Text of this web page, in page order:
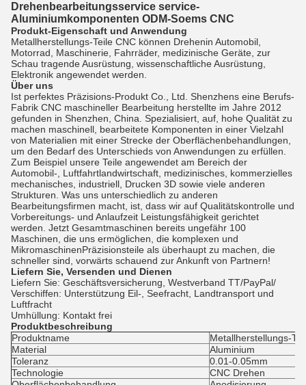
Drehenbearbeitungsservice service-
Aluminiumkomponenten ODM-Soems CNC
Produkt-Eigenschaft und Anwendung
Metallherstellungs-Teile CNC können Drehenin Automobil,
Motorrad, Maschinerie, Fahrräder, medizinische Geräte, zur
Schau tragende Ausrüstung, wissenschaftliche Ausrüstung,
Elektronik angewendet werden.
Über uns
Ist perfektes Präzisions-Produkt Co., Ltd. Shenzhens eine Berufs-
Fabrik CNC maschineller Bearbeitung herstellte im Jahre 2012
gefunden in Shenzhen, China. Spezialisiert, auf, hohe Qualität zu
machen maschinell, bearbeitete Komponenten in einer Vielzahl
von Materialien mit einer Strecke der Oberflächenbehandlungen,
um den Bedarf des Unterschieds von Anwendungen zu erfüllen.
Zum Beispiel unsere Teile angewendet am Bereich der
Automobil-, Luftfahrtlandwirtschaft, medizinisches, kommerzielles
mechanisches, industriell, Drucken 3D sowie viele anderen
Strukturen. Was uns unterschiedlich zu anderen
Bearbeitungsfirmen macht, ist, dass wir auf Qualitätskontrolle und
Vorbereitungs- und Anlaufzeit Leistungsfähigkeit gerichtet
werden. Jetzt Gesamtmaschinen bereits ungefähr 100
Maschinen, die uns ermöglichen, die komplexen und
MikromaschinenPräzisionsteile als überhaupt zu machen, die
schneller sind, vorwärts schauend zur Ankunft von Partnern!
Liefern Sie, Versenden und Dienen
Liefern Sie: Geschäftsversicherung, Westverband TT/PayPal/
Verschiffen: Unterstützung Eil-, Seefracht, Landtransport und
Luftfracht
Umhüllung: Kontakt frei
Produktbeschreibung
Produktname
Metallherstellungs-
Material
Aluminium
Toleranz
0.01-0.05mm
Technologie
CNC Drehen